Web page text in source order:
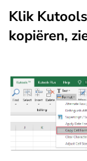
Klik Kutools
kopiëren,